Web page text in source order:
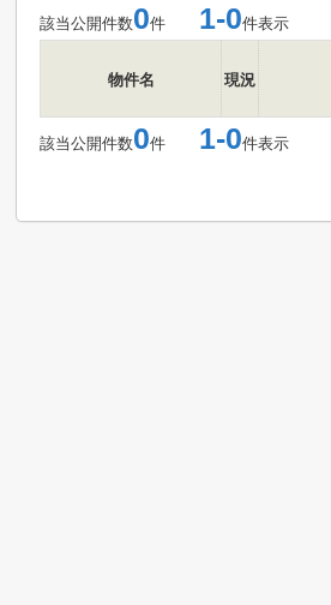
該当公開件数0件 1-0件表示
物件名 現況
該当公開件数0件 1-0件表示